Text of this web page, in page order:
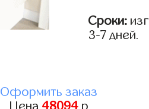
Сроки:
3-7 дней.
Оформить заказ
Цена 48094 р